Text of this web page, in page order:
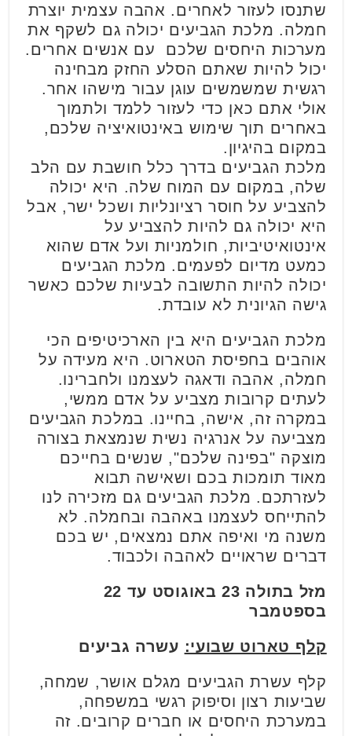
שתנסו לעזור לאחרים. אהבה עצמית יוצרת
חמלה. מלכת הגביעים יכולה גם לשקף את
מערכות היחסים שלכם עם אנשים אחרים.
יכול להיות שאתם הסלע החזק מבחינה
רגשית שמשמשים עוגן עבור מישהו אחר.
אולי אתם כאן כדי לעזור ללמד ולתמוך
באחרים תוך שימוש באינטואיציה שלכם,
במקום בהיגיון.
מלכת הגביעים בדרך כלל חושבת עם הלב
שלה, במקום עם המוח שלה. היא יכולה
להצביע על חוסר רציונליות ושכל ישר, אבל
היא יכולה גם להיות להצביע על
אינטואיטיביות, חולמניות ועל אדם שהוא
כמעט מדיום לפעמים. מלכת הגביעים
יכולה להיות התשובה לבעיות שלכם כאשר
גישה הגיונית לא עובדת.
מלכת הגביעים היא בין הארכיטיפים הכי
אוהבים בחפיסת הטארוט. היא מעידה על
חמלה, אהבה ודאגה לעצמנו ולחברינו.
לעתים קרובות מצביע על אדם ממשי,
במקרה זה, אישה, בחיינו. במלכת הגביעים
מצביעה על אנרגיה נשית שנמצאת בצורה
מוצקה "בפינה שלכם", שנשים בחייכם
מאוד תומכות בכם ושאישה תבוא
לעזרתכם. מלכת הגביעים גם מזכירה לנו
להתייחס לעצמנו באהבה ובחמלה. לא
משנה מי ואיפה אתם נמצאים, יש בכם
דברים שראויים לאהבה ולכבוד.
מזל בתולה 23 באוגוסט עד 22
בספטמבר
קלף טארוט שבועי: עשרה גביעים
קלף עשרת הגביעים מגלם אושר, שמחה,
שביעות רצון וסיפוק רגשי במשפחה,
במערכת היחסים או חברים קרובים. זה